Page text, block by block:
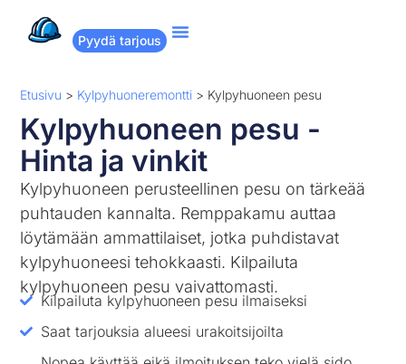
Pyydä tarjous
Etusivu > Kylpyhuoneremontti > Kylpyhuoneen pesu
Kylpyhuoneen pesu -
Hinta ja vinkit
Kylpyhuoneen perusteellinen pesu on tärkeää
puhtauden kannalta. Remppakamu auttaa
löytämään ammattilaiset, jotka puhdistavat
kylpyhuoneesi tehokkaasti. Kilpailuta
kylpyhuoneen pesu vaivattomasti.
Kilpailuta kylpyhuoneen pesu ilmaiseksi
Saat tarjouksia alueesi urakoitsijoilta